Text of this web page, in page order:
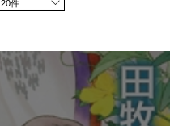
20件